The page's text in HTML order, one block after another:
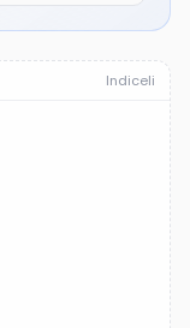
Indiceli